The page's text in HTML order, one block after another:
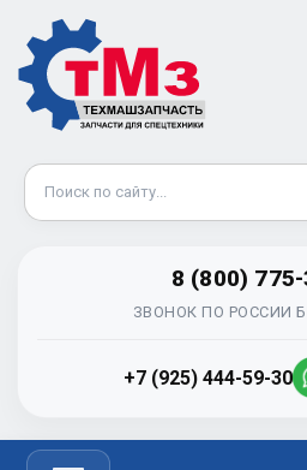
8 (800)
ЗВОНОК ПО РОССИИ
+7 (925) 444-59-30